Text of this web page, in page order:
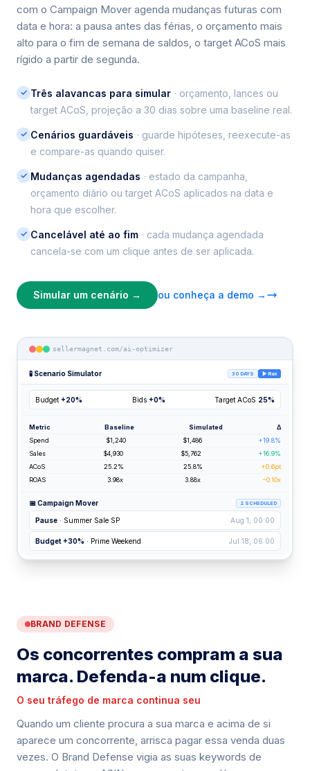
com o Campaign Mover agenda mudanças futuras com
data e hora: a pausa antes das férias, o orçamento mais
alto para o fim de semana de saldos, o target ACoS mais
rígido a partir de segunda.
✓ Três alavancas para simular · orçamento, lances ou
target ACoS, projeção a 30 dias sobre uma baseline real.
✓ Cenários guardáveis · guarde hipóteses, reexecute-as
e compare-as quando quiser.
✓ Mudanças agendadas · estado da campanha,
orçamento diário ou target ACoS aplicados na data e
hora que escolher.
✓ Cancelável até ao fim · cada mudança agendada
cancela-se com um clique antes de ser aplicada.
Simular um cenário → ou conheça a demo →
sellermagnet.com/ai-optimizer
🧪 Scenario Simulator 30 DAYS ▶ Run
Budget +20% Bids +0% Target ACoS 25%
Metric Baseline Simulated
Δ
Spend
$1,240 $1,486
+19.8%
Sales
$4,930 $5,762
+16.9%
ACoS
25.2% 25.8%
+0.6pt
ROAS
3.98x 3.88x −0.10x
📅 Campaign Mover 2 SCHEDULED
Pause · Summer Sale SP Aug 1, 00:00
Budget +30% · Prime Weekend Jul 18, 06:00
BRAND DEFENSE
Os concorrentes compram a sua
marca. Defenda-a num clique.
O seu tráfego de marca continua seu
Quando um cliente procura a sua marca e acima de si
aparece um concorrente, arrisca pagar essa venda duas
vezes. O Brand Defense vigia as suas keywords de